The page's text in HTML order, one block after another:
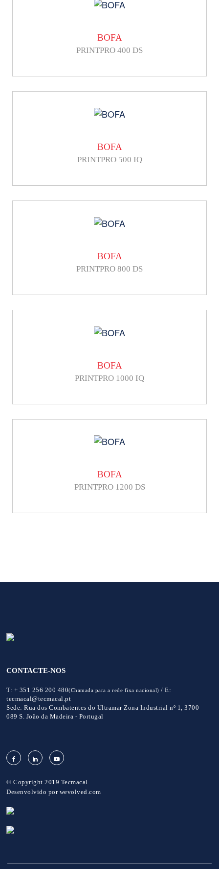
BOFA
PRINTPRO 400 DS
BOFA
PRINTPRO 500 IQ
BOFA
PRINTPRO 800 DS
BOFA
PRINTPRO 1000 IQ
BOFA
PRINTPRO 1200 DS
CONTACTE-NOS
T: + 351 256 200 480(Chamada para a rede fixa nacional) /E:
tecmacal@tecmacal.pt
Sede: Rua dos Combatentes do Ultramar Zona Industrial nº 1, 3700 -
089 S. João da Madeira - Portugal
© Copyright 2019 Tecmacal
Desenvolvido por wevolved.com